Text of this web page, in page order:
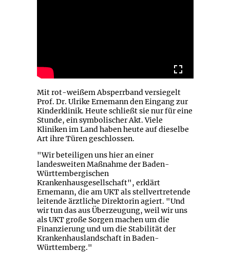
Mit rot-weißem Absperrband versiegelt
Prof. Dr. Ulrike Ernemann den Eingang zur
Kinderklinik. Heute schließt sie nur für eine
Stunde, ein symbolischer Akt. Viele
Kliniken im Land haben heute auf dieselbe
Art ihre Türen geschlossen.
"Wir beteiligen uns hier an einer
landesweiten Maßnahme der Baden-
Württembergischen
Krankenhausgesellschaft", erklärt
Ernemann, die am UKT als stellvertretende
leitende ärztliche Direktorin agiert. "Und
wir tun das aus Überzeugung, weil wir uns
als UKT große Sorgen machen um die
Finanzierung und um die Stabilität der
Krankenhauslandschaft in Baden-
Württemberg."